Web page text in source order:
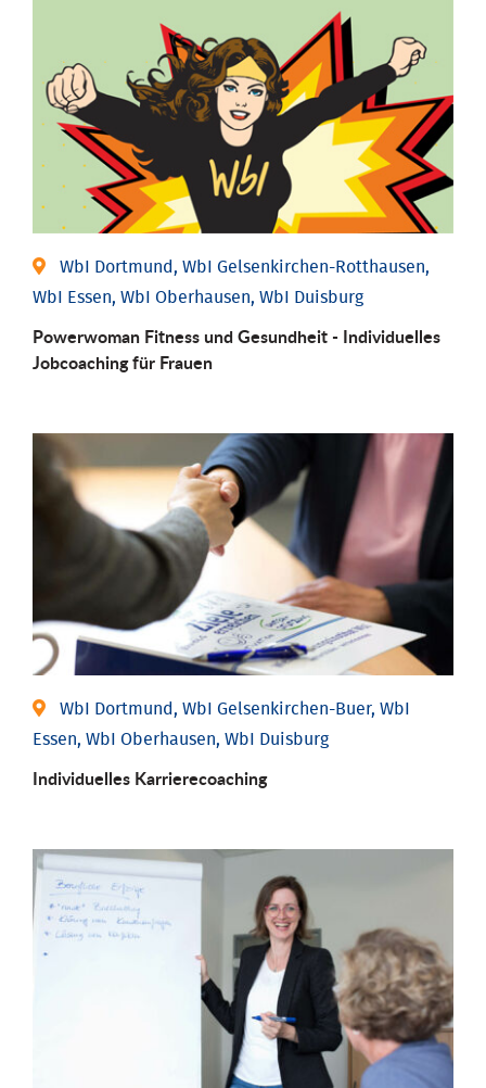
WbI Dortmund, WbI Gelsenkirchen-Rotthausen,
WbI Essen, WbI Oberhausen, WbI Duisburg
Powerwoman Fitness und Gesund­heit - Individu­elles
Job­coaching für Frauen
WbI Dortmund, WbI Gelsenkirchen-Buer, WbI
Essen, WbI Oberhausen, WbI Duisburg
Individu­elles Karrierecoaching